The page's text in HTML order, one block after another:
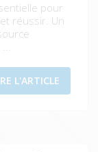
pour
réussir. Un
L'ARTICLE